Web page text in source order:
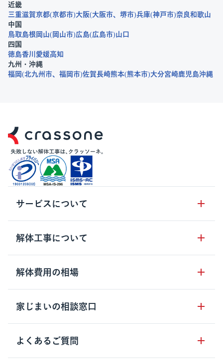
近畿
三重滋賀京都 京都市 大阪 大阪市 堺市 兵庫 神戸市 奈良和歌山
中国
鳥取 島根 岡山 岡山市 広島 広島市 山口
四国
徳島香川 愛媛高知
九州・沖縄
福岡 北九州市 福岡市 佐賀長崎熊本 熊本市 大分宮崎鹿児島沖縄
サービスについて
サービスの流れ
サービスのメリット
クラッソーネの自治体連携
解体工事について
解体工事の基礎知識
解体工事に関わる法律
用語集
解体費用の相場
木造住宅の相場
鉄骨造住宅の相場
RC造住宅の相場
家じまいの相談窓口
家じまいの相談窓口
よくあるご質問